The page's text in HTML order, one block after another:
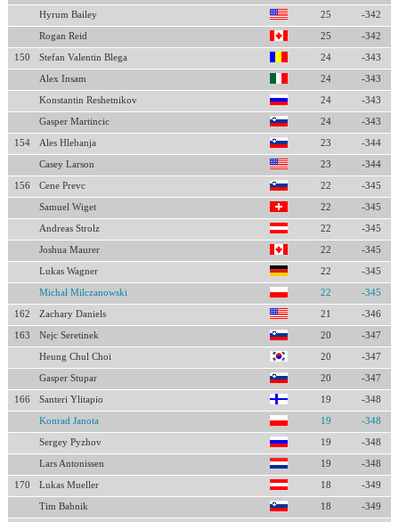
Hyrum Bailey 25 -342
Rogan Reid 25 -342
150 Stefan Valentin Blega 24 -343
Alex Insam 24 -343
Konstantin Reshetnikov 24 -343
Gasper Martincic 24 -343
154 Ales Hlebanja 23 -344
Casey Larson 23 -344
156 Cene Prevc 22 -345
Samuel Wiget 22 -345
Andreas Strolz 22 -345
Joshua Maurer 22 -345
Lukas Wagner 22 -345
Michał Milczanowski 22 -345
162 Zachary Daniels 21 -346
163 Nejc Seretinek 20 -347
Heung Chul Choi 20 -347
Gasper Stupar 20 -347
166 Santeri Ylitapio 19 -348
Konrad Janota 19 -348
Sergey Pyzhov 19 -348
Lars Antonissen 19 -348
170 Lukas Mueller 18 -349
Tim Babnik 18 -349